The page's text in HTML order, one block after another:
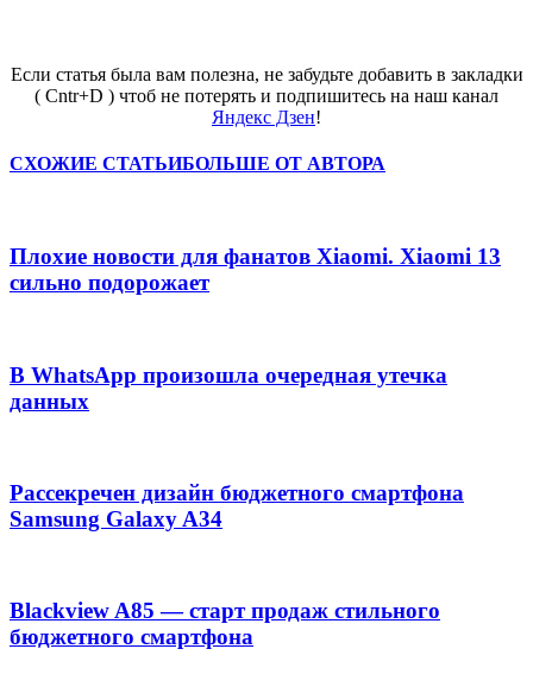
Если статья была вам полезна, не забудьте добавить в закладки
( Cntr+D ) чтоб не потерять и подпишитесь на наш канал
Яндекс Дзен!
СХОЖИЕ СТАТЬИБОЛЬШЕ ОТ АВТОРА
Плохие новости для фанатов Xiaomi. Xiaomi 13
сильно подорожает
В WhatsApp произошла очередная утечка
данных
Рассекречен дизайн бюджетного смартфона
Samsung Galaxy A34
Blackview A85 — старт продаж стильного
бюджетного смартфона